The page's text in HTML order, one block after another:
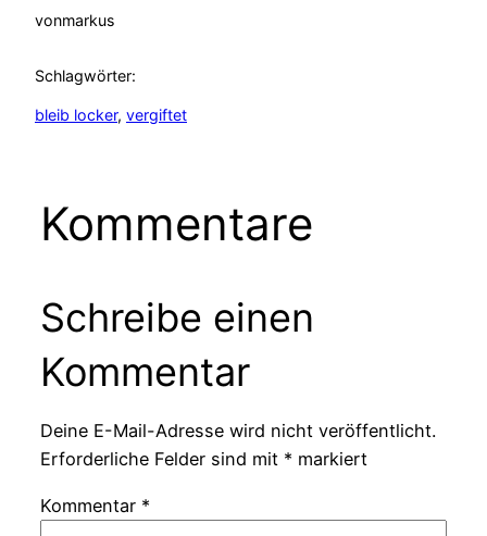
vonmarkus
Schlagwörter:
bleib locker, vergiftet
Kommentare
Schreibe einen
Kommentar
Deine E-Mail-Adresse wird nicht veröffentlicht.
Erforderliche Felder sind mit * markiert
Kommentar *